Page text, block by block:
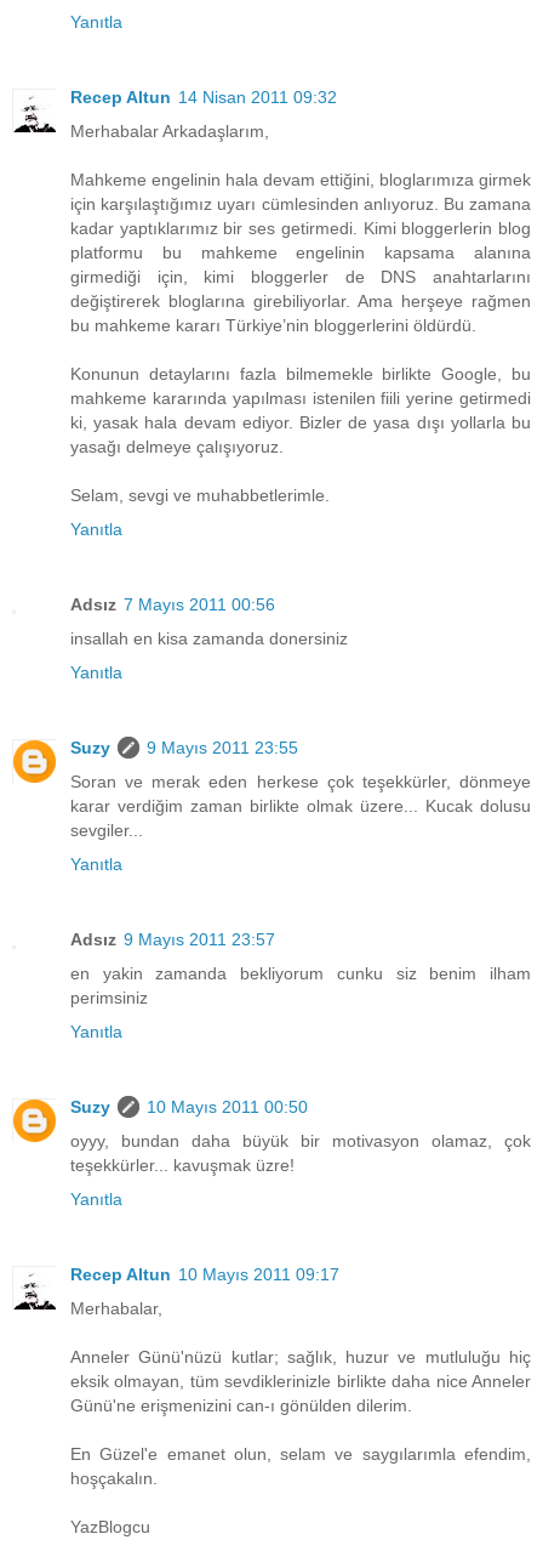
Yanıtla
Recep Altun 14 Nisan 2011 09:32
Merhabalar Arkadaşlarım,
Mahkeme engelinin hala devam ettiğini, bloglarımıza girmek
için karşılaştığımız uyarı cümlesinden anlıyoruz. Bu zamana
kadar yaptıklarımız bir ses getirmedi. Kimi bloggerlerin blog
platformu bu mahkeme engelinin kapsama alanına
girmediği için, kimi bloggerler de DNS anahtarlarını
değiştirerek bloglarına girebiliyorlar. Ama herşeye rağmen
bu mahkeme kararı Türkiye’nin bloggerlerini öldürdü.
Konunun detaylarını fazla bilmemekle birlikte Google, bu
mahkeme kararında yapılması istenilen fiili yerine getirmedi
ki, yasak hala devam ediyor. Bizler de yasa dışı yollarla bu
yasağı delmeye çalışıyoruz.
Selam, sevgi ve muhabbetlerimle.
Yanıtla
Adsız 7 Mayıs 2011 00:56
insallah en kisa zamanda donersiniz
Yanıtla
Suzy
9 Mayıs 2011 23:55
Soran ve merak eden herkese çok teşekkürler, dönmeye
karar verdiğim zaman birlikte olmak üzere... Kucak dolusu
sevgiler...
Yanıtla
Adsız 9 Mayıs 2011 23:57
en yakin zamanda bekliyorum cunku siz benim ilham
perimsiniz
Yanıtla
Suzy
10 Mayıs 2011 00:50
oyyy, bundan daha büyük bir motivasyon olamaz, çok
teşekkürler... kavuşmak üzre!
Yanıtla
Recep Altun 10 Mayıs 2011 09:17
Merhabalar,
Anneler Günü'nüzü kutlar; sağlık, huzur ve mutluluğu hiç
eksik olmayan, tüm sevdiklerinizle birlikte daha nice Anneler
Günü'ne erişmenizini can-ı gönülden dilerim.
En Güzel'e emanet olun, selam ve saygılarımla efendim,
hoşçakalın.
YazBlogcu